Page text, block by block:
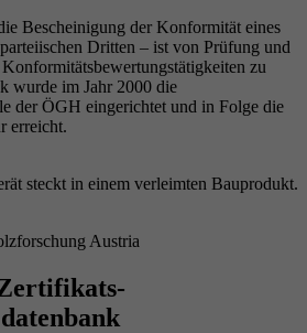
Bescheinigung der Konformität eines
Dritten – ist von Prüfung und
zu
wurde im Jahr 2000 die
der ÖGH eingerichtet und in Folge die
erreicht.
Austria
datenbank